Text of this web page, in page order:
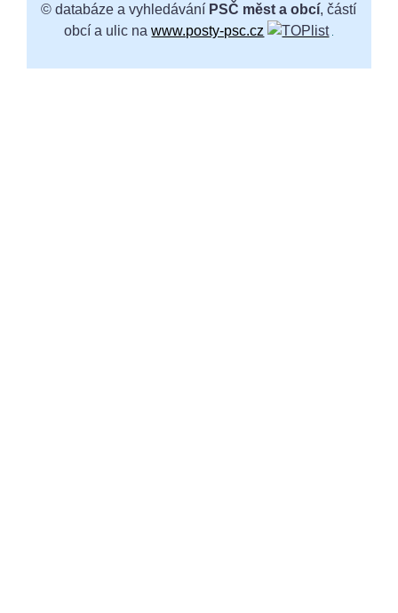
© databáze a vyhledávání PSČ měst a obcí, částí
obcí a ulic nawww.posty-psc.cz